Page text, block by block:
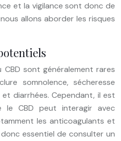
et la vigilance sont donc de
allons aborder les risques
sont généralement rares
somnolence, sécheresse
diarrhées. Cependant, il est
CBD peut interagir avec
les anticoagulants et
essentiel de consulter un